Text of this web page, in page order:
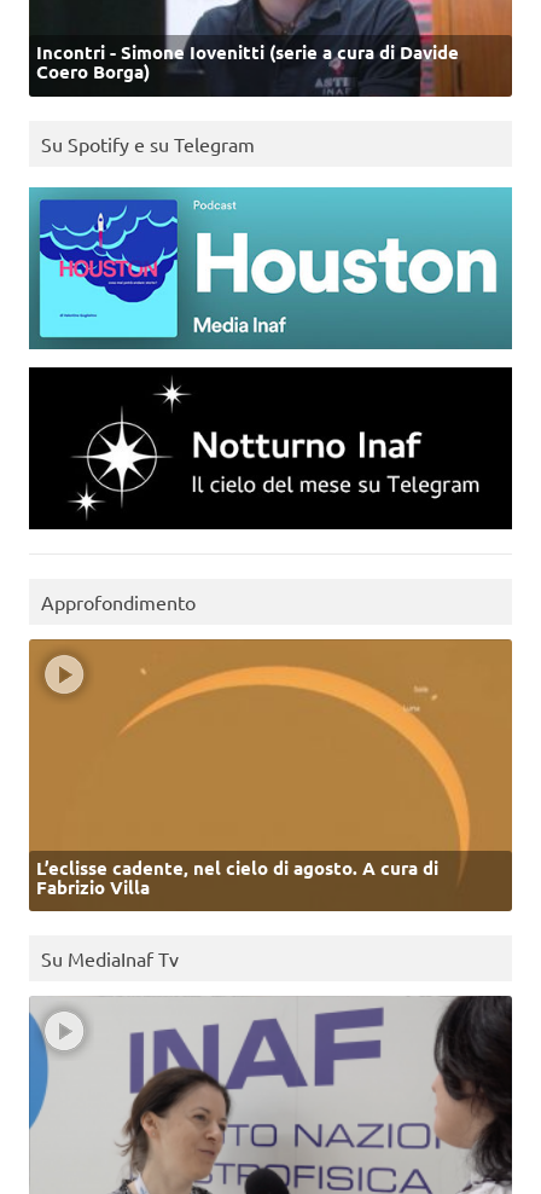
Incontri - Simone Iovenitti (serie a cura di Davide
Coero Borga)
Su Spotify e su Telegram
Approfondimento
L’eclisse cadente, nel cielo di agosto. A cura di
Fabrizio Villa
Su MediaInaf Tv